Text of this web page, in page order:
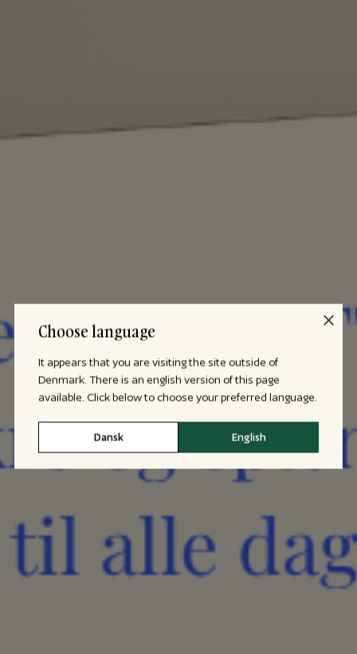
Choose language
It appears that you are visiting the site outside of
Denmark. There is an english version of this page
available. Click below to choose your preferred language.
Dansk English